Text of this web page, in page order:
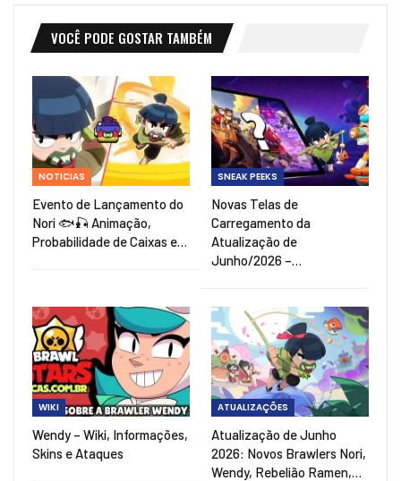
VOCÊ PODE GOSTAR TAMBÉM
NOTICIAS
Evento de Lançamento do
Nori 🐟🎣 Animação,
Probabilidade de Caixas e…
SNEAK PEEKS
Novas Telas de
Carregamento da
Atualização de
Junho/2026 –…
WIKI
Wendy – Wiki, Informações,
Skins e Ataques
ATUALIZAÇÕES
Atualização de Junho
2026: Novos Brawlers Nori,
Wendy, Rebelião Ramen,…